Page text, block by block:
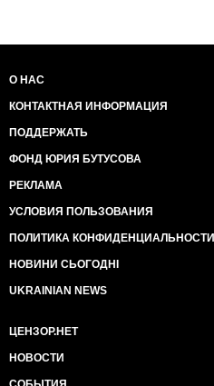
О НАС
КОНТАКТНАЯ ИНФОРМАЦИЯ
ПОДДЕРЖАТЬ
ФОНД ЮРИЯ БУТУСОВА
РЕКЛАМА
УСЛОВИЯ ПОЛЬЗОВАНИЯ
ПОЛИТИКА КОНФИДЕНЦИАЛЬНОСТИ
НОВИНИ СЬОГОДНІ
UKRAINIAN NEWS
ЦЕНЗОР.НЕТ
НОВОСТИ